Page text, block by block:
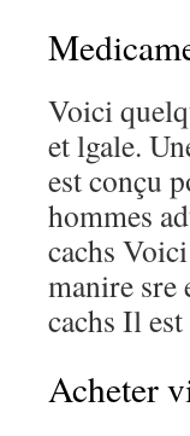
Voici
et lgale.
est conçu
hommes
cachs
manire sre
cachs Il
Acheter